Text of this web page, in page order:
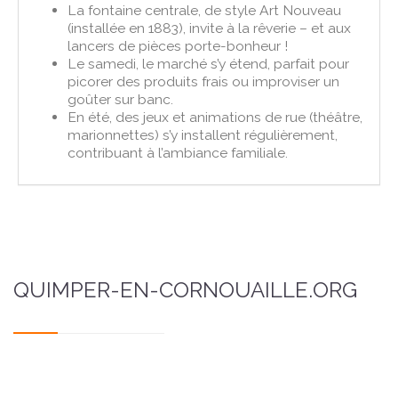
La fontaine centrale, de style Art Nouveau
(installée en 1883), invite à la rêverie – et aux
lancers de pièces porte-bonheur !
Le samedi, le marché s’y étend, parfait pour
picorer des produits frais ou improviser un
goûter sur banc.
En été, des jeux et animations de rue (théâtre,
marionnettes) s’y installent régulièrement,
contribuant à l’ambiance familiale.
QUIMPER-EN-CORNOUAILLE.ORG